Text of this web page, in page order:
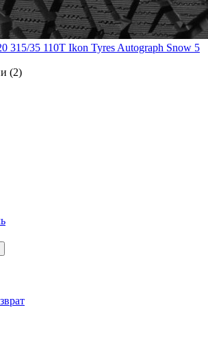
315/35 110T Ikon Tyres Autograph Snow 5
(2)